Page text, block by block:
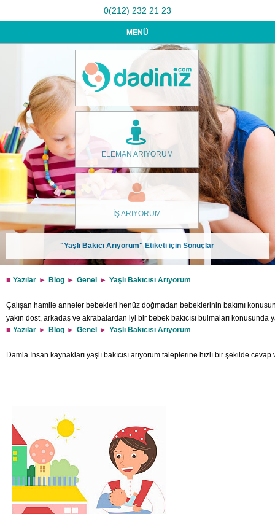
0(212) 232 21 23
MENÜ
ELEMAN ARIYORUM
İŞ ARIYORUM
"Yaşlı Bakıcı Arıyorum" Etiketi için Sonuçlar
Yazılar Blog Genel Yaşlı Bakıcısı Arıyorum
Çalışan hamile anneler bebekleri henüz doğmadan bebeklerinin bakımı
yakın dost, arkadaş ve akrabalardan iyi bir bebek bakıcısı bulmaları konusunda
bebek bakıcısı arıyorum aklınızda bulunsun şeklinde mesaj iletmektedir. Hiç
yapmalarına hiç gerek yok. Çünkü aileler kadar bebekleri düşünen, bu konuda
Yazılar Blog Genel Yaşlı Bakıcısı Arıyorum
Damla İnsan kaynakları yaşlı bakıcısı arıyorum taleplerine hızlı bir şekilde